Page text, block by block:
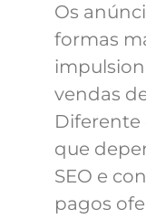
Os
formas
vendas
Diferente
que
SEO e
pagos